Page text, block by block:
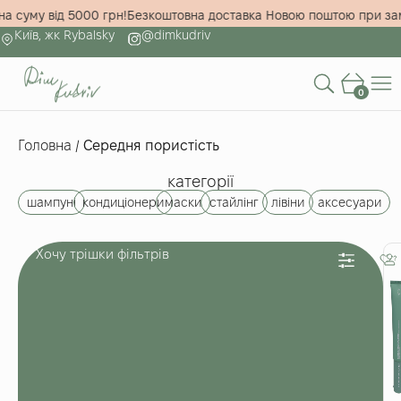
на суму від 5000 грн!Безкоштовна доставка Новою
Київ, жк Rybalsky
@dimkudriv
0
Головна / Середня пористість
категорії
шампуні кондиціонеримаски стайлінг лівіни аксесуари
Хочу трішки фільтрів